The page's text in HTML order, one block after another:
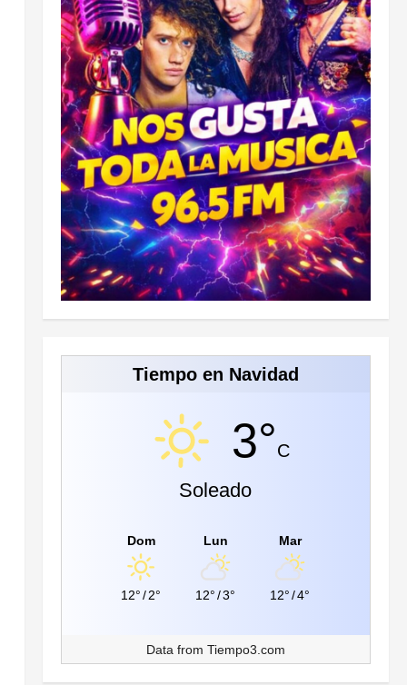
Tiempo en Navidad
3°C
Soleado
Dom
12° /2°
Lun
12° /3°
Mar
12° /4°
Data from Tiempo3.com